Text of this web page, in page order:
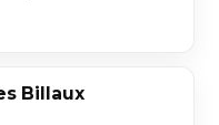
Billaux